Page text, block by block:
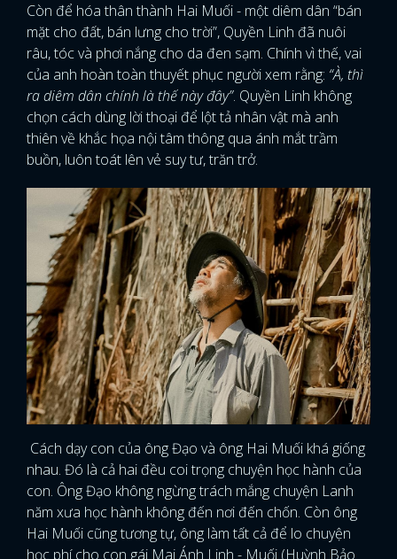
Còn để hóa thân thành Hai Muối - một diêm dân “bán
mặt cho đất, bán lưng cho trời”, Quyền Linh đã nuôi
râu, tóc và phơi nắng cho da đen sạm. Chính vì thế, vai
của anh hoàn toàn thuyết phục người xem rằng: “À, thì
ra diêm dân chính là thế này đây”. Quyền Linh không
chọn cách dùng lời thoại để lột tả nhân vật mà anh
thiên về khắc họa nội tâm thông qua ánh mắt trầm
buồn, luôn toát lên vẻ suy tư, trăn trở.
Cách dạy con của ông Đạo và ông Hai Muối khá giống
nhau. Đó là cả hai đều coi trọng chuyện học hành của
con. Ông Đạo không ngừng trách mắng chuyện Lanh
năm xưa học hành không đến nơi đến chốn. Còn ông
Hai Muối cũng tương tự, ông làm tất cả để lo chuyện
học phí cho con gái Mai Ánh Linh - Muối (Huỳnh Bảo